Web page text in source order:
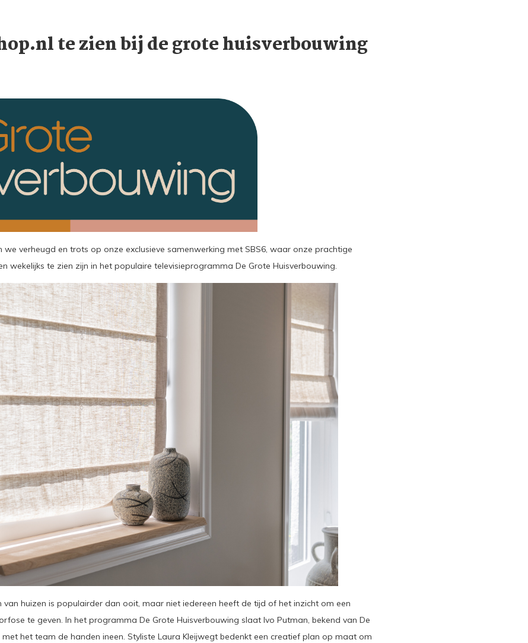
te zien bij de grote huisverbouwing
verheugd en trots op onze exclusieve samenwerking met SBS6, waar onze prachtige
wekelijks te zien zijn in het populaire televisieprogramma De Grote Huisverbouwing.
huizen is populairder dan ooit, maar niet iedereen heeft de tijd of het inzicht om een
te geven. In het programma De Grote Huisverbouwing slaat Ivo Putman, bekend van De
het team de handen ineen. Styliste Laura Kleijwegt bedenkt een creatief plan op maat om